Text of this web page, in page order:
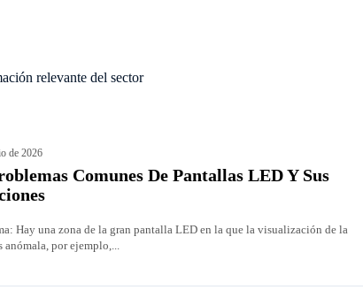
relevante del sector
de 2026
Comunes De Pantallas LED Y Sus
Hay una zona de la gran pantalla LED en la que la visualización de la
anómala, por ejemplo,...